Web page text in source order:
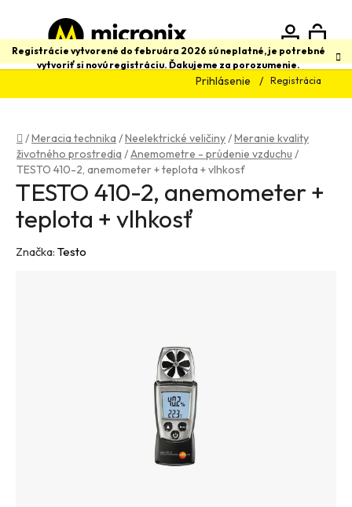
obsah
Registrácie vytvorené do februára 2026 sú neplatné, je potrebné
vytvoriť si novú registráciu. Ďakujeme za porozumenie.
Prihlásenie Registrácia
Hľadať
Domov
/Meracia technika /Neelektrické veličiny/Meranie kvality
životného prostredia /Anemometre - prúdenie vzduchu /
TESTO 410-2, anemometer + teplota + vlhkosť
TESTO 410-2, anemometer +
teplota + vlhkosť
Značka: Testo